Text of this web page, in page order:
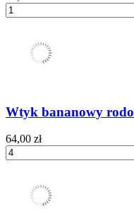
Wtyk bananowy
64,00 zł